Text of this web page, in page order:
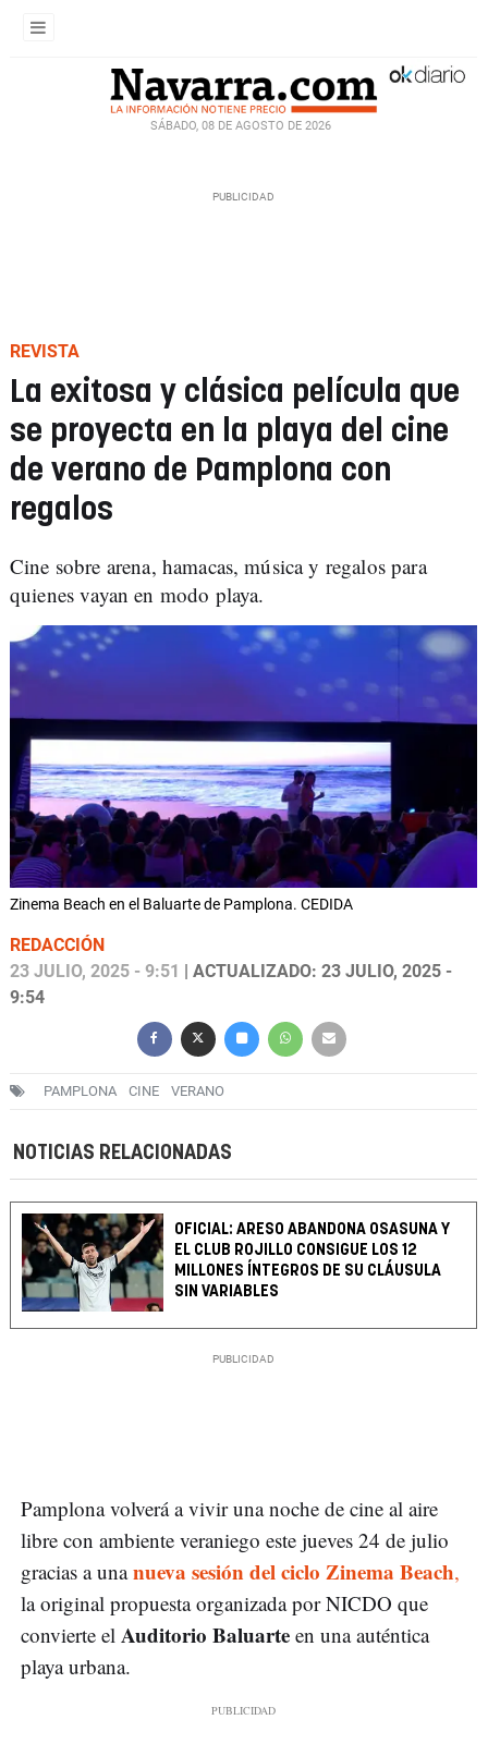
SÁBADO, 08 DE AGOSTO DE 2026
REVISTA
La exitosa y clásica película que
se proyecta en la playa del cine
de verano de Pamplona con
regalos
Cine sobre arena, hamacas, música y regalos para
quienes vayan en modo playa.
Zinema Beach en el Baluarte de Pamplona. CEDIDA
REDACCIÓN
23 JULIO, 2025 - 9:51
| ACTUALIZADO: 23 JULIO, 2025 -
9:54
PAMPLONA CINE VERANO
NOTICIAS RELACIONADAS
OFICIAL: ARESO ABANDONA OSASUNA Y
EL CLUB ROJILLO CONSIGUE LOS 12
MILLONES ÍNTEGROS DE SU CLÁUSULA
SIN VARIABLES
Pamplona volverá a vivir una noche de cine al aire
libre con ambiente veraniego este jueves 24 de julio
gracias a unanueva sesión del ciclo Zinema Beach,
la original propuesta organizada por NICDO que
convierte el Auditorio Baluarte en una auténtica
playa urbana.